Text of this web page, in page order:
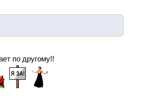
по другому!!